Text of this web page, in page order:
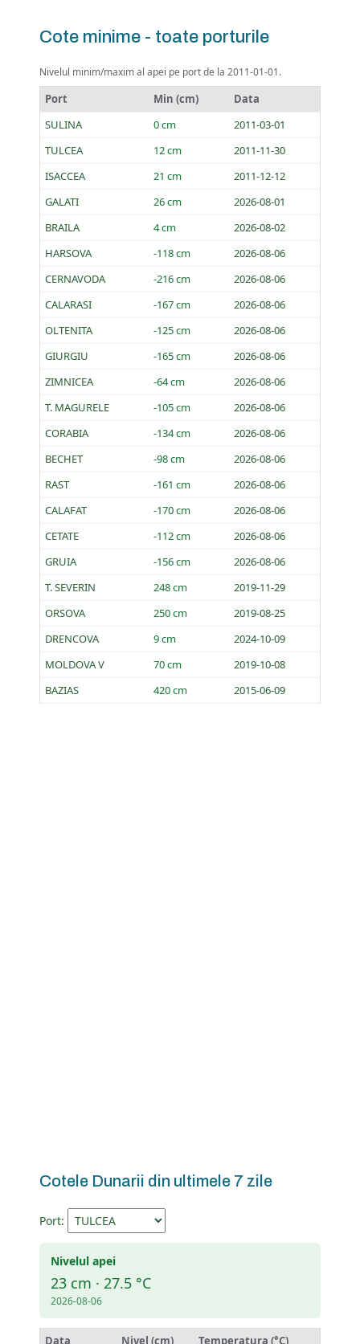
Cote minime - toate porturile
Nivelul minim/maxim al apei pe port de la 2011-01-01.
Port Min (cm)
Data
SULINA
0 cm
2011-03-01
TULCEA
12 cm
2011-11-30
ISACCEA
21 cm
2011-12-12
GALATI
26 cm
2026-08-01
BRAILA
4 cm
2026-08-02
HARSOVA
-118 cm
2026-08-06
CERNAVODA
-216 cm
2026-08-06
CALARASI
-167 cm
2026-08-06
OLTENITA
-125 cm
2026-08-06
GIURGIU
-165 cm
2026-08-06
ZIMNICEA
-64 cm
2026-08-06
T. MAGURELE
-105 cm
2026-08-06
CORABIA
-134 cm
2026-08-06
BECHET
-98 cm
2026-08-06
RAST
-161 cm
2026-08-06
CALAFAT
-170 cm
2026-08-06
CETATE
-112 cm
2026-08-06
GRUIA
-156 cm
2026-08-06
T. SEVERIN
248 cm
2019-11-29
ORSOVA
250 cm
2019-08-25
DRENCOVA
9 cm
2024-10-09
MOLDOVA V
70 cm
2019-10-08
BAZIAS
420 cm 2015-06-09
Cotele Dunarii din ultimele 7 zile
Port:
Nivelul apei
23 cm · 27.5 °C
2026-08-06
Data Nivel (cm) Temperatura (°C)